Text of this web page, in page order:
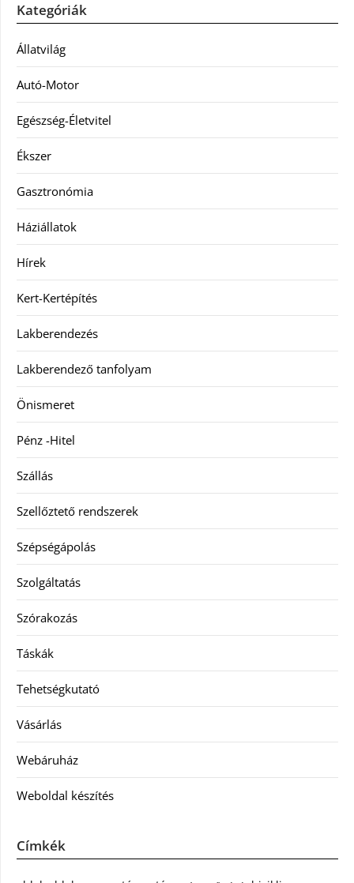
Kategóriák
Állatvilág
Autó-Motor
Egészség-Életvitel
Ékszer
Gasztronómia
Háziállatok
Hírek
Kert-Kertépítés
Lakberendezés
Lakberendező tanfolyam
Önismeret
Pénz -Hitel
Szállás
Szellőztető rendszerek
Szépségápolás
Szolgáltatás
Szórakozás
Táskák
Tehetségkutató
Vásárlás
Webáruház
Weboldal készítés
Címkék